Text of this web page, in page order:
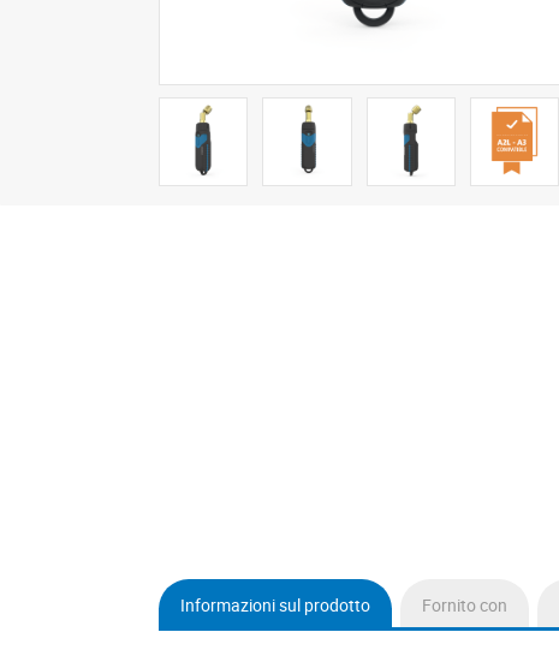
Informazioni sul prodotto
(active
Fornito con